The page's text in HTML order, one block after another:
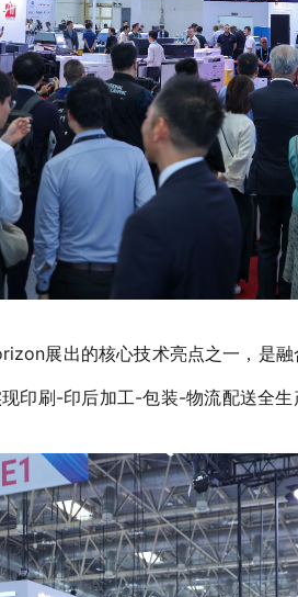
展出的核心技术亮点之一，是
印刷-印后加工-包装-物流配送全